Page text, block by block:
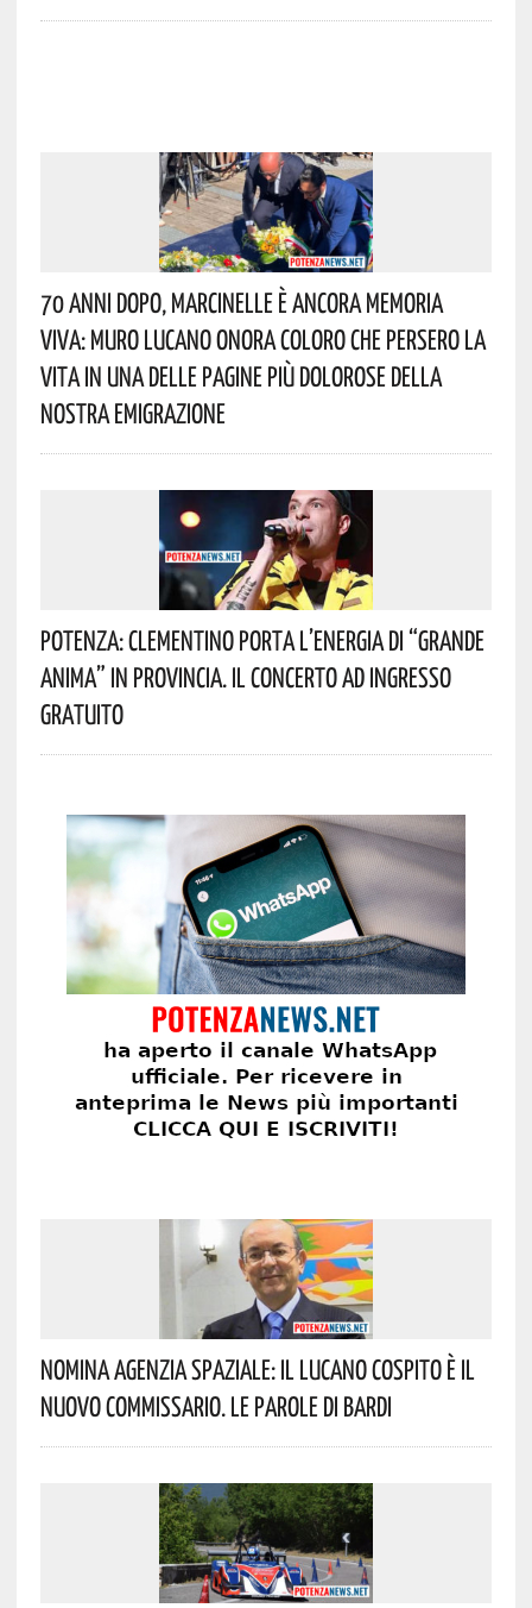
70 Anni Dopo, Marcinelle È Ancora Memoria
Viva: Muro Lucano Onora Coloro Che Persero La
Vita In Una Delle Pagine Più Dolorose Della
Nostra Emigrazione
Potenza: Clementino Porta L’energia Di “Grande
Anima” In Provincia. Il Concerto Ad Ingresso
Gratuito
Nomina Agenzia Spaziale: Il Lucano Cospito È Il
Nuovo Commissario. Le Parole Di Bardi